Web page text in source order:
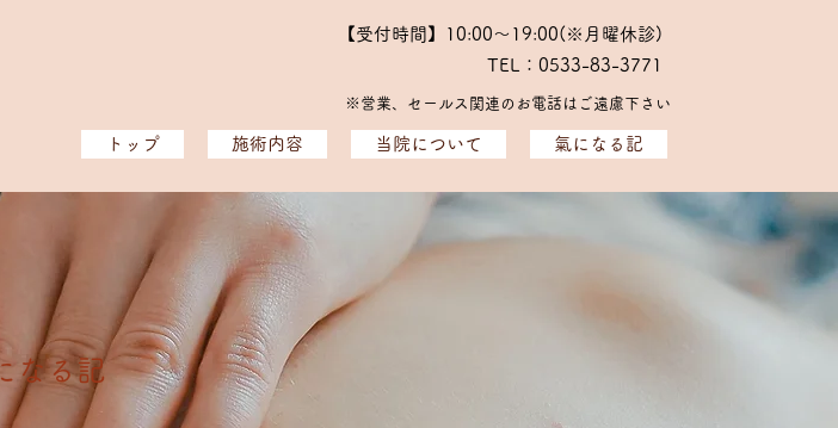
【受付時間】10:00～19:00(※月曜休診)
TEL：0533-83-3771
※​営業、セールス関連のお電話はご遠慮下さい
トップ 施術内容 当院について 氣になる記
なる記